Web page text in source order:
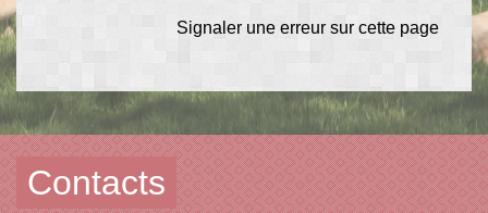
Signaler une erreur sur cette page
Contacts